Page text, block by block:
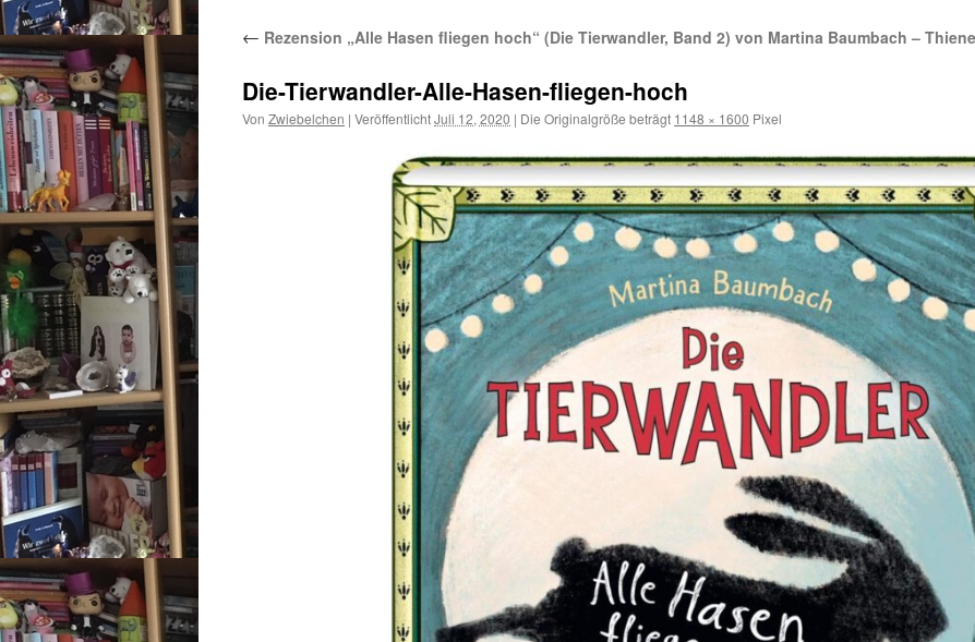
← Rezension „Alle Hasen fliegen hoch“ (Die Tierwandler, Band 2) von Martina Baumbach –
Die-Tierwandler-Alle-Hasen-fliegen-hoch
Von Zwiebelchen | VeröffentlichtJuli 12, 2020 | Die Originalgröße beträgt 1148 × 1600 Pixel